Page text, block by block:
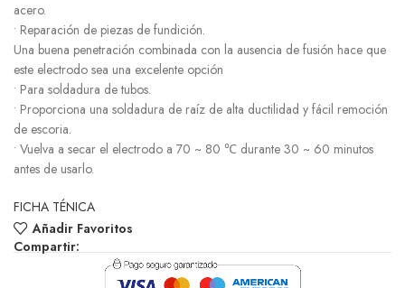
acero.
• Reparación de piezas de fundición.
Una buena penetración combinada con la ausencia de fusión hace que
este electrodo sea una excelente opción
• Para soldadura de tubos.
• Proporciona una soldadura de raíz de alta ductilidad y fácil remoción
de escoria.
• Vuelva a secar el electrodo a 70 ~ 80 ℃ durante 30 ~ 60 minutos
antes de usarlo.
FICHA TÉNICA
Añadir Favoritos
Compartir: